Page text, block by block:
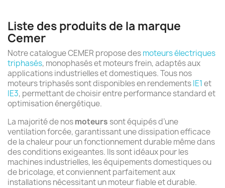
Liste des produits de la marque
Cemer
Notre catalogue CEMER propose desmoteurs électriques
triphasés, monophasés et moteurs frein, adaptés aux
applications industrielles et domestiques. Tous nos
moteurs triphasés sont disponibles en rendementsIE1et
IE3, permettant de choisir entre performance standard et
optimisation énergétique.
La majorité de nosmoteurs sont équipés d’une
ventilation forcée, garantissant une dissipation efficace
de la chaleur pour un fonctionnement durable même dans
des conditions exigeantes. Ils sont idéaux pour les
machines industrielles, les équipements domestiques ou
de bricolage, et conviennent parfaitement aux
installations nécessitant un moteur fiable et durable.